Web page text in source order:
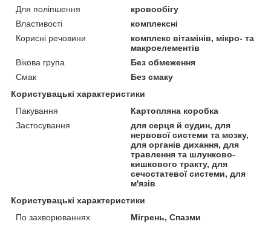
Для поліпшення
кровообігу
Властивості
комплексні
Корисні речовини
комплекс вітамінів, мікро- та
макроелементів
Вікова група
Без обмеження
Смак
Без смаку
Користувацькі характеристики
Пакування
Картопляна коробка
Застосування
для серця й судин, для
нервової системи та мозку,
для органів дихання, для
травлення та шлунково-
кишкового тракту, для
сечостатевої системи, для
м'язів
Користувацькi характеристики
По захворюваннях
Мігрень, Спазми